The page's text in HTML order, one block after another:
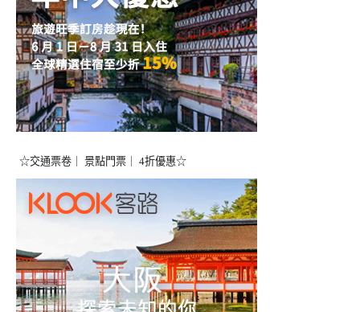
☆交通票卷｜ 景點門票｜ 4折優惠☆